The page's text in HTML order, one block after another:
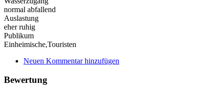
normal abfallend
Auslastung
eher ruhig
Publikum
Einheimische,Touristen
Neuen Kommentar hinzufügen
Bewertung